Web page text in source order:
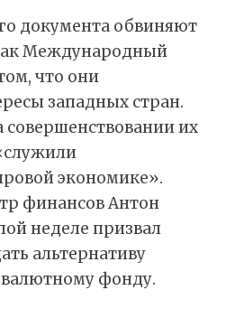
документа обвиняют
Международный
что они
западных стран.
совершенствовании их
экономике».
финансов Антон
неделе призвал
альтернативу
фонду.